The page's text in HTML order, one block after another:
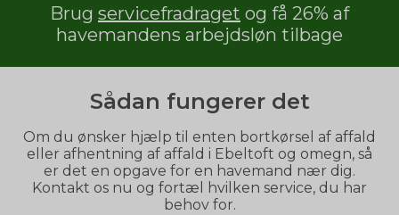
Brug servicefradraget og få 26% af
havemandens arbejdsløn tilbage
Sådan fungerer det
Om du ønsker hjælp til enten bortkørsel af affald
eller afhentning af affald i Ebeltoft og omegn, så
er det en opgave for en havemand nær dig.
Kontakt os nu og fortæl hvilken service, du har
behov for.